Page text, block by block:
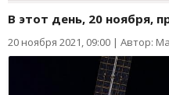
В этот день, 20 ноября,
20 ноября 2021, 09:00 | Автор: